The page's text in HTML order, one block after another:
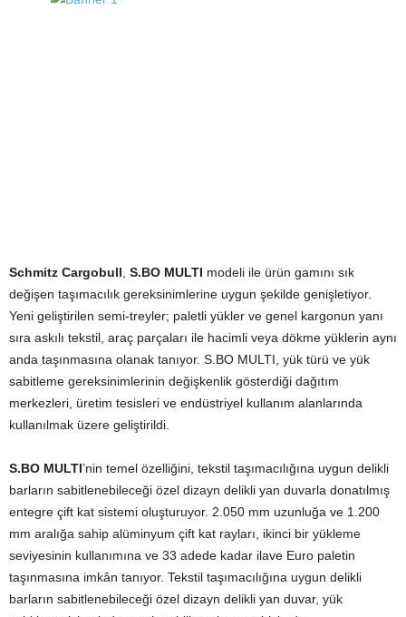
Schmitz Cargobull S.BO MULTI modeli ile ürün gamını sık
değişen taşımacılık gereksinimlerine uygun şekilde genişletiyor.
Yeni geliştirilen semi-treyler; paletli yükler ve genel kargonun yanı
sıra askılı tekstil, araç parçaları ile hacimli veya dökme yüklerin aynı
anda taşınmasına olanak tanıyor. S.BO MULTI, yük türü ve yük
sabitleme gereksinimlerinin değişkenlik gösterdiği dağıtım
merkezleri, üretim tesisleri ve endüstriyel kullanım alanlarında
kullanılmak üzere geliştirildi.
S.BO MULTI’nin temel özelliğini, tekstil taşımacılığına uygun delikli
barların sabitlenebileceği özel dizayn delikli yan duvarla donatılmış
entegre çift kat sistemi oluşturuyor. 2.050 mm uzunluğa ve 1.200
mm aralığa sahip alüminyum çift kat rayları, ikinci bir yükleme
seviyesinin kullanımına ve 33 adede kadar ilave Euro paletin
taşınmasına imkân tanıyor. Tekstil taşımacılığına uygun delikli
barların sabitlenebileceği özel dizayn delikli yan duvar, yük